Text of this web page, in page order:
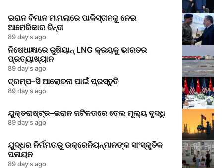
ଇରାନ ବିମାନ ମାମଲାରେ ପାକିସ୍ତାନକୁ ନେଇ
ଆମେରିକାର ଚିନ୍ତା
89 day's ago
ନିଷେଧାଜ୍ଞାରେ ରୁଷିୟାନ୍‌ LNG କ୍ରୟକୁ ଭାରତର
ପ୍ରତ୍ୟାଖ୍ୟାନ
89 day's ago
ଟ୍ରମ୍ପ–ସି ଆଲୋଚନା ପାଇଁ ପ୍ରସ୍ତୁତି
89 day's ago
ଯୁକ୍ତରାଷ୍ଟ୍ର–ଇରାନ ଜଟିଳତାରେ ତେଲ ମୂଲ୍ୟ ବୃଦ୍ଧି
89 day's ago
ଯୁଦ୍ଧର ନିର୍ମମତାରୁ ଉକ୍ରେନିୟନ୍‌ମାନଙ୍କ ସାଂସ୍କୃତିକ
ପଳାୟନ
89 day's ago